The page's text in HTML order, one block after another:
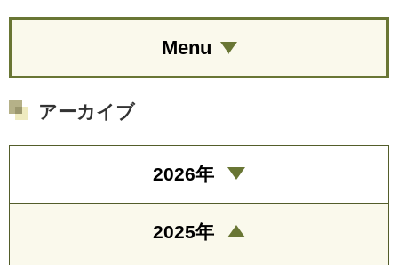
Menu
アーカイブ
2026年
2025年